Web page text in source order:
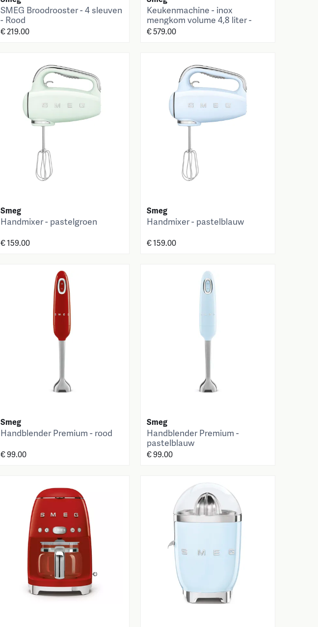
SMEG Broodrooster - 4 sleuven
- Rood
€ 219.00
Keukenmachine - inox
mengkom volume 4,8 liter -
rood
€ 579.00
Smeg
Handmixer - pastelgroen
€ 159.00
Smeg
Handmixer - pastelblauw
€ 159.00
Smeg
Handblender Premium - rood
€ 99.00
Smeg
Handblender Premium -
pastelblauw
€ 99.00